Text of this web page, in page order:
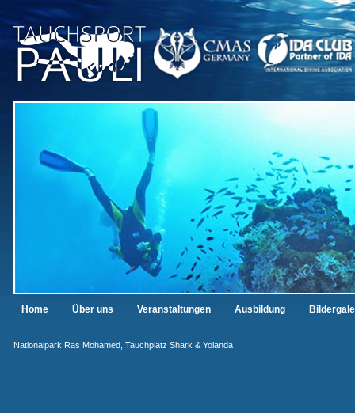
Home Über uns Veranstaltungen Ausbildung
Nationalpark Ras Mohamed, Tauchplatz Shark & Yolanda